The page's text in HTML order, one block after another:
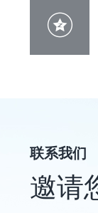

联系我们
邀请